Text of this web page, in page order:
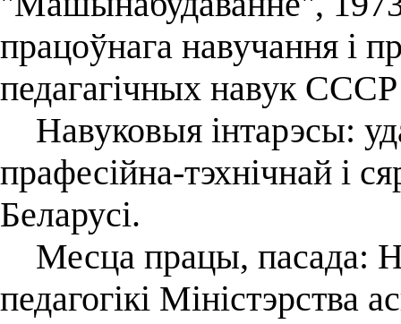
працоўнага навучання і
педагагічных навук
Навуковыя інтарэсы:
прафесійна-тэхнічнай і
Беларусі.
Месца працы, пасада:
педагогікі